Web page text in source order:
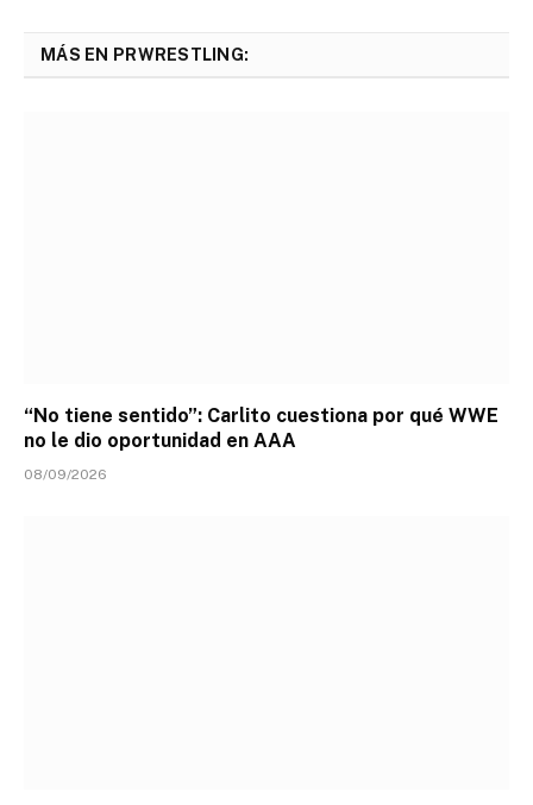
MÁS EN PRWRESTLING:
“No tiene sentido”: Carlito cuestiona por qué WWE
no le dio oportunidad en AAA
08/09/2026